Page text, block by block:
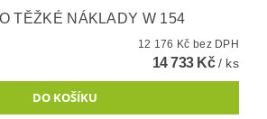
TĚŽKÉ NÁKLADY W 154
12 176 Kč bez DPH
14 733 Kč/ ks